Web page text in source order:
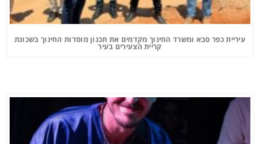
עיריית כפר סבא ומשרד החינוך מקדמים את תכנון מוסדות החינוך בשכונת
קריית הצעירים בעיר